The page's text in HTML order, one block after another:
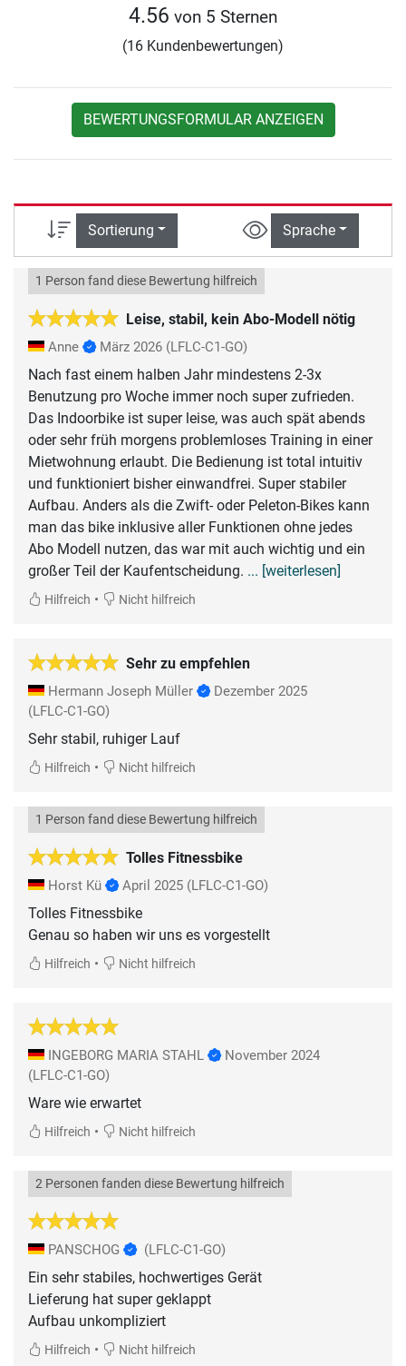
4.56 von 5 Sternen
(16 Kundenbewertungen)
BEWERTUNGSFORMULAR ANZEIGEN
Sortierung Sprache
Leise, stabil, kein Abo-Modell nötig
1 Person fand diese Bewertung hilfreich
Anne März 2026 (LFLC-C1-GO)
Nach fast einem halben Jahr mindestens 2-3x
Benutzung pro Woche immer noch super zufrieden.
Das Indoorbike ist super leise, was auch spät abends
oder sehr früh morgens problemloses Training in einer
Mietwohnung erlaubt. Die Bedienung ist total intuitiv
und funktioniert bisher einwandfrei. Super stabiler
Aufbau. Anders als die Zwift- oder Peleton-Bikes kann
man das bike inklusive aller Funktionen ohne jedes
Abo Modell nutzen, das war mit auch wichtig und ein
großer Teil der Kaufentscheidung. ... [weiterlesen]
Hilfreich • Nicht hilfreich
Sehr zu empfehlen
Hermann Joseph Müller
Dezember 2025
(LFLC-C1-GO)
Sehr stabil, ruhiger Lauf
Hilfreich • Nicht hilfreich
Tolles Fitnessbike
1 Person fand diese Bewertung hilfreich
Horst Kü April 2025 (LFLC-C1-GO)
Tolles Fitnessbike
Genau so haben wir uns es vorgestellt
Hilfreich • Nicht hilfreich
INGEBORG MARIA STAHL
November 2024
(LFLC-C1-GO)
Ware wie erwartet
Hilfreich • Nicht hilfreich
2 Personen fanden diese Bewertung hilfreich
PANSCHOG (LFLC-C1-GO)
Ein sehr stabiles, hochwertiges Gerät
Lieferung hat super geklappt
Hilfreich • Nicht hilfreich